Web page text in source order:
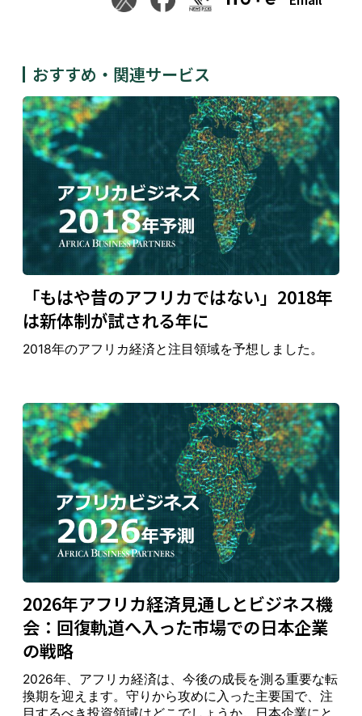
おすすめ・関連サービス
「もはや昔のアフリカではない」2018年
は新体制が試される年に
2018年のアフリカ経済と注目領域を予想しました。
2026年アフリカ経済見通しとビジネス機
会：回復軌道へ入った市場での日本企業
の戦略
2026年、アフリカ経済は、今後の成長を測る重要な転
換期を迎えます。守りから攻めに入った主要国で、注